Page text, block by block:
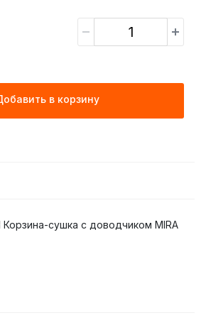
в корзину
Корзина-сушка с доводчиком MIRA